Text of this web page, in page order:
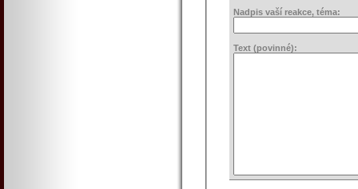
Nadpis vaší reakce, téma:
Text (povinné):